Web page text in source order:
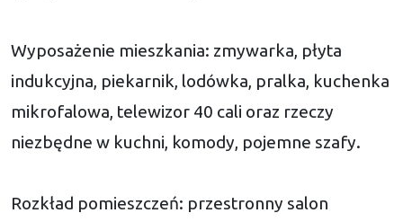
Wyposażenie mieszkania: zmywarka, płyta
indukcyjna, piekarnik, lodówka, pralka, kuchenka
mikrofalowa, telewizor 40 cali oraz rzeczy
niezbędne w kuchni, komody, pojemne szafy.
Rozkład pomieszczeń: przestronny salon